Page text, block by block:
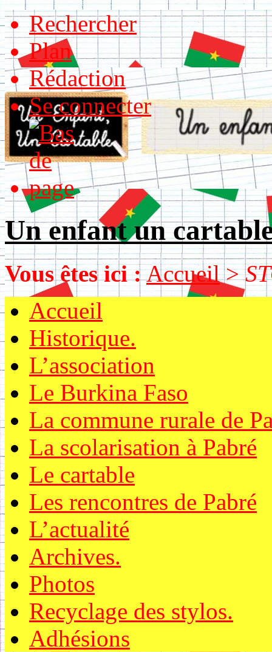
Rechercher
Plan
Rédaction
Se connecter
Un enfant un
Vous êtes ici :Accueil>
Accueil
Historique.
L’association
Le Burkina Faso
La commune rurale de
La scolarisation à Pabré
Le cartable
Les rencontres de Pabré
L’actualité
Archives.
Photos
Recyclage des stylos.
Adhésions